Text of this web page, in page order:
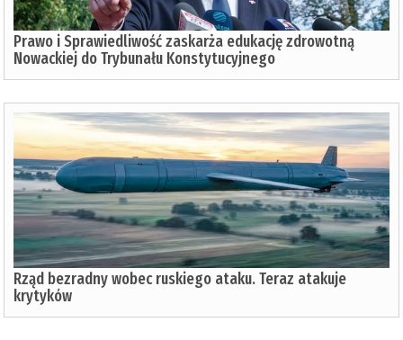
Prawo i Sprawiedliwość zaskarża edukację zdrowotną
Nowackiej do Trybunału Konstytucyjnego
Rząd bezradny wobec ruskiego ataku. Teraz atakuje
krytyków